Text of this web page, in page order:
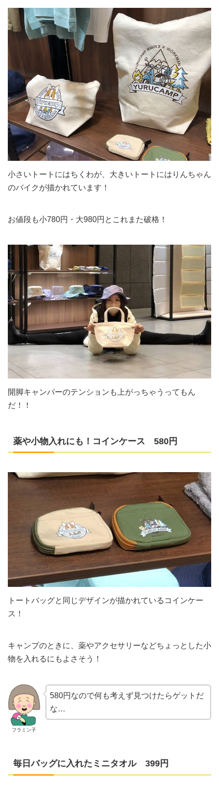
小さいトートにはちくわが、大きいトートにはりんちゃん
のバイクが描かれています！
お値段も小780円・大980円とこれまた破格！
開脚キャンパーのテンションも上がっちゃうってもん
だ！！
薬や小物入れにも！コインケース 580円
トートバッグと同じデザインが描かれているコインケー
ス！
キャンプのときに、薬やアクセサリーなどちょっとした小
物を入れるにもよさそう！
フラミン子
580円なので何も考えず見つけたらゲットだ
な…
毎日バッグに入れたミニタオル 399円